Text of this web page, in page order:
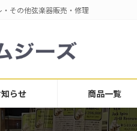
その他弦楽器販売・修理
らせ 商品一覧